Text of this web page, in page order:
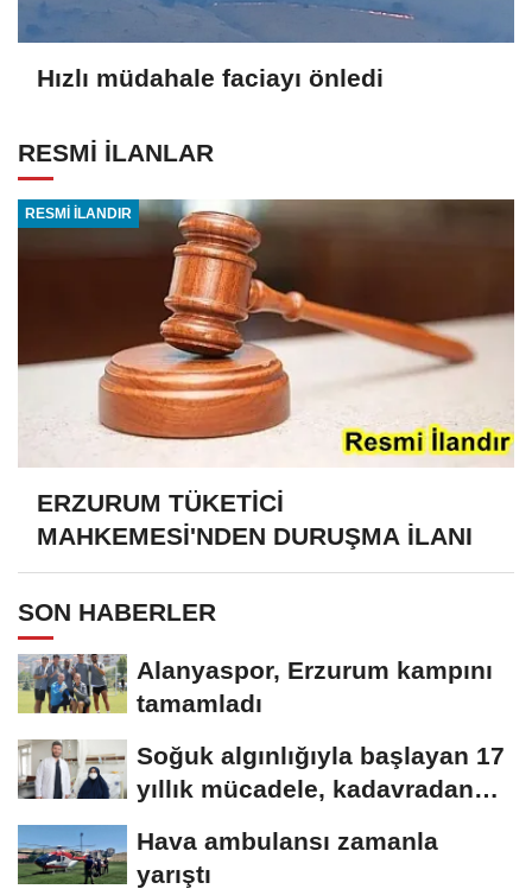
Hızlı müdahale faciayı önledi
RESMİ İLANLAR
RESMİ İLANDIR
ERZURUM TÜKETİCİ
MAHKEMESİ'NDEN DURUŞMA İLANI
SON HABERLER
Alanyaspor, Erzurum kampını
tamamladı
Soğuk algınlığıyla başlayan 17
yıllık mücadele, kadavradan
Hava ambulansı zamanla
yarıştı